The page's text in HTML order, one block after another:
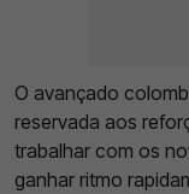
O avançado
reservada aos
trabalhar com os
ganhar ritmo